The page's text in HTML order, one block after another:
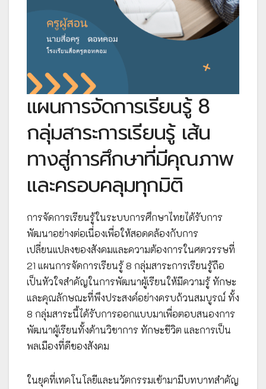
แผนการจัดการเรียนรู้ 8
กลุ่มสาระการเรียนรู้ เส้น
ทางสู่การศึกษาที่มีคุณภาพ
และครอบคลุมทุกมิติ
การจัดการเรียนรู้ในระบบการศึกษาไทยได้รับการ
พัฒนาอย่างต่อเนื่องเพื่อให้สอดคล้องกับการ
เปลี่ยนแปลงของสังคมและความต้องการในศตวรรษที่
21 แผนการจัดการเรียนรู้ 8 กลุ่มสาระการเรียนรู้ถือ
เป็นหัวใจสำคัญในการพัฒนาผู้เรียนให้มีความรู้ ทักษะ
และคุณลักษณะที่พึงประสงค์อย่างครบถ้วนสมบูรณ์ ทั้ง
8 กลุ่มสาระนี้ได้รับการออกแบบมาเพื่อตอบสนองการ
พัฒนาผู้เรียนทั้งด้านวิชาการ ทักษะชีวิต และการเป็น
พลเมืองที่ดีของสังคม
ในยุคที่เทคโนโลยีและนวัตกรรมเข้ามามีบทบาทสำคัญ